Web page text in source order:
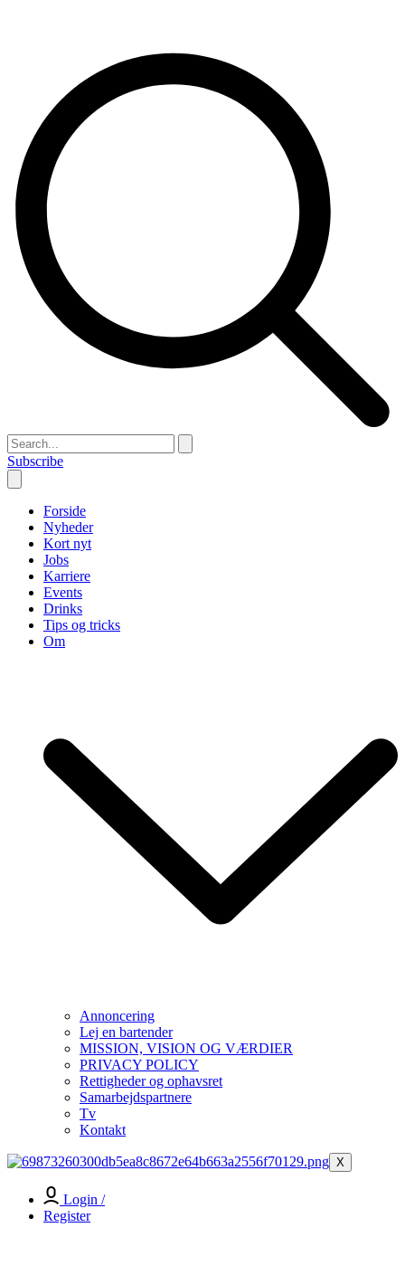
Subscribe
Forside
Nyheder
Kort nyt
Jobs
Karriere
Events
Drinks
Tips og tricks
Om
Annoncering
Lej en bartender
MISSION, VISION OG VÆRDIER
PRIVACY POLICY
Rettigheder og ophavsret
Samarbejdspartnere
Tv
Kontakt
X
Login /
Register